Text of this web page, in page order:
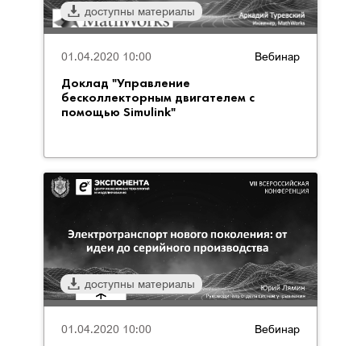
Вебинар
Доклад "Управление
бесколлекторным двигателем с
помощью Simulink"
01.04.2020 10:00
доступны материалы
Вебинар
01.04.2020 10:00
доступны материалы